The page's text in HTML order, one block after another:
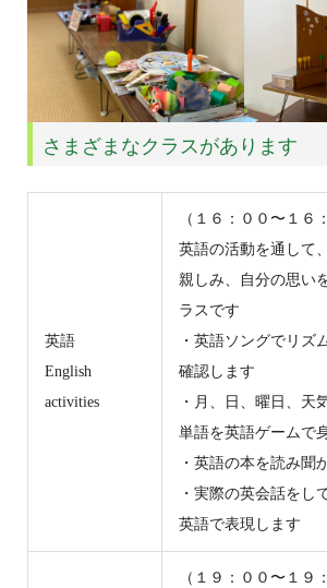
さまざまなクラスがあります
英語
English
activities
（１６：００〜１６
英語の活動を通して
親しみ、自分の思い
ラスです
・英語ソングでリズ
確認します
・月、日、曜日、天
単語を英語ゲームで
・英語の本を読み聞
・実際の英会話をし
英語で表現します
（１９：００〜１９